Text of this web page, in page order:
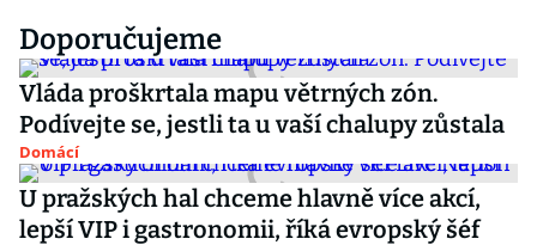
Doporučujeme
Vláda proškrtala mapu větrných zón.
Podívejte se, jestli ta u vaší chalupy zůstala
Domácí
U pražských hal chceme hlavně více akcí,
lepší VIP i gastronomii, říká evropský šéf